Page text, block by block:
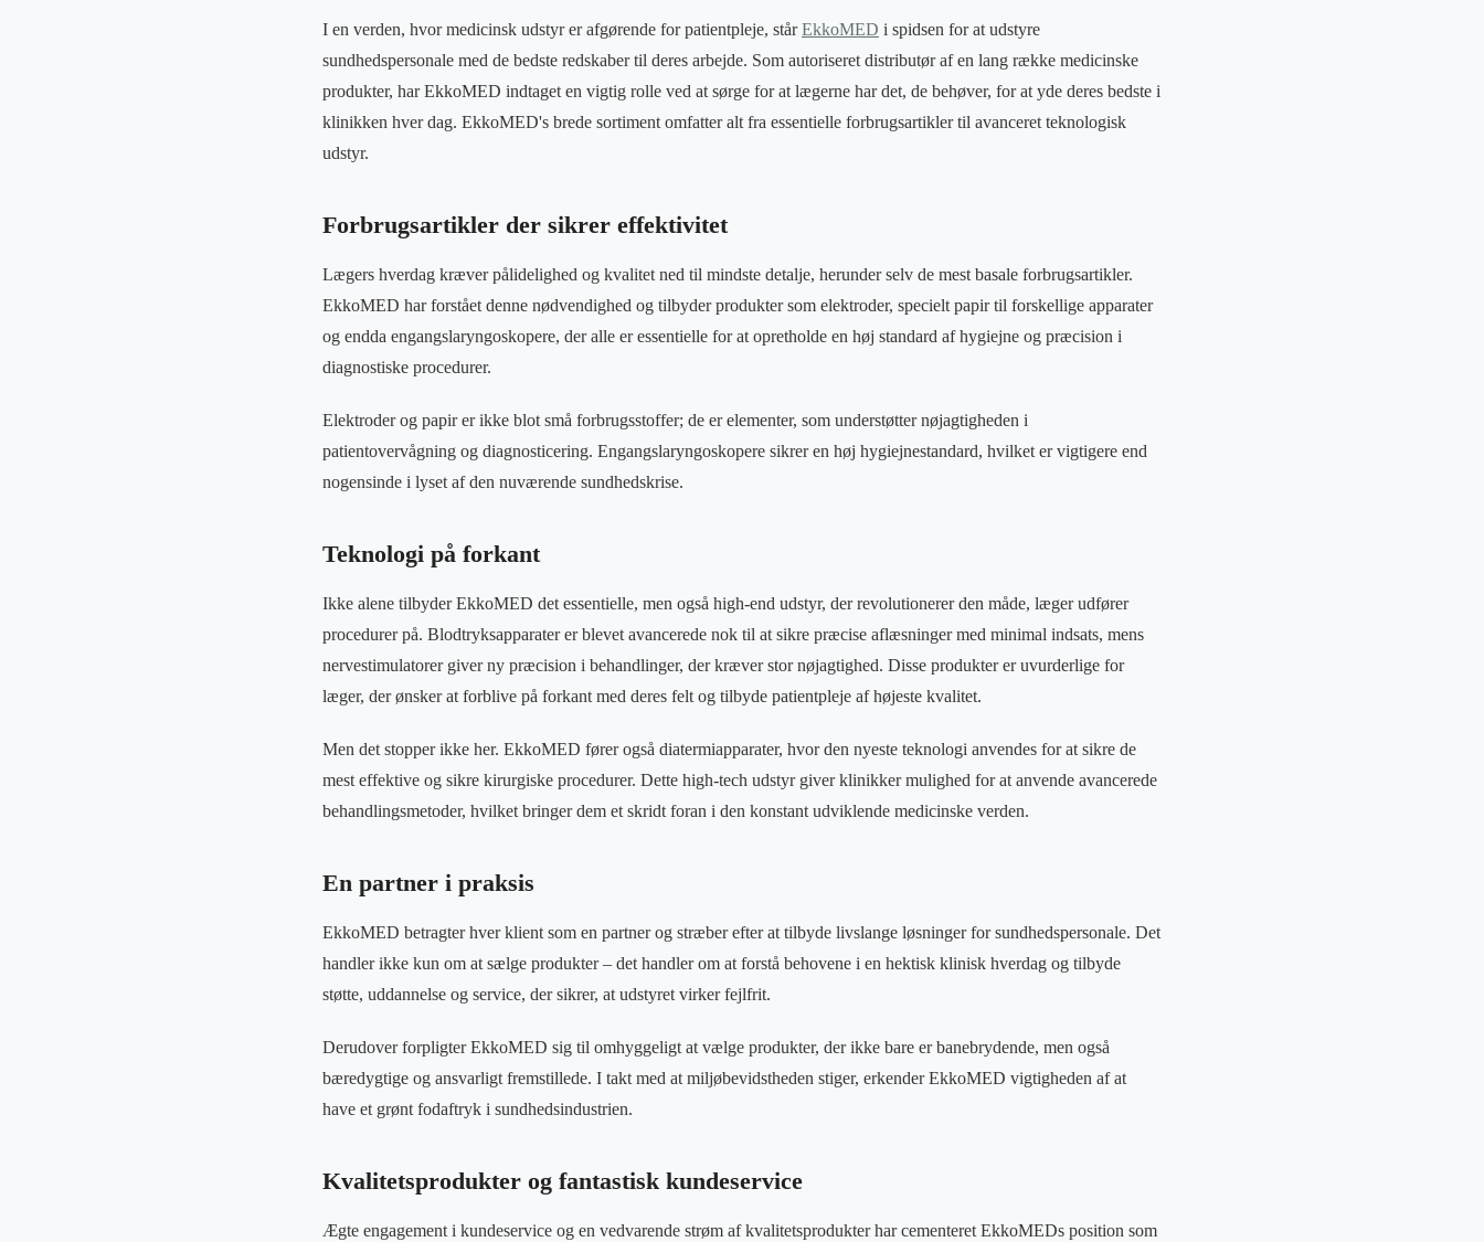
I en verden, hvor medicinsk udstyr er afgørende for patientpleje, stårEkkoMED i spidsen for at udstyre
sundhedspersonale med de bedste redskaber til deres arbejde. Som autoriseret distributør af en lang række medicinske
produkter, har EkkoMED indtaget en vigtig rolle ved at sørge for at lægerne har det, de behøver, for at yde deres bedste i
klinikken hver dag. EkkoMED's brede sortiment omfatter alt fra essentielle forbrugsartikler til avanceret teknologisk
udstyr.
Forbrugsartikler der sikrer effektivitet
Lægers hverdag kræver pålidelighed og kvalitet ned til mindste detalje, herunder selv de mest basale forbrugsartikler.
EkkoMED har forstået denne nødvendighed og tilbyder produkter som elektroder, specielt papir til forskellige apparater
og endda engangslaryngoskopere, der alle er essentielle for at opretholde en høj standard af hygiejne og præcision i
diagnostiske procedurer.
Elektroder og papir er ikke blot små forbrugsstoffer; de er elementer, som understøtter nøjagtigheden i
patientovervågning og diagnosticering. Engangslaryngoskopere sikrer en høj hygiejnestandard, hvilket er vigtigere end
nogensinde i lyset af den nuværende sundhedskrise.
Teknologi på forkant
Ikke alene tilbyder EkkoMED det essentielle, men også high-end udstyr, der revolutionerer den måde, læger udfører
procedurer på. Blodtryksapparater er blevet avancerede nok til at sikre præcise aflæsninger med minimal indsats, mens
nervestimulatorer giver ny præcision i behandlinger, der kræver stor nøjagtighed. Disse produkter er uvurderlige for
læger, der ønsker at forblive på forkant med deres felt og tilbyde patientpleje af højeste kvalitet.
Men det stopper ikke her. EkkoMED fører også diatermiapparater, hvor den nyeste teknologi anvendes for at sikre de
mest effektive og sikre kirurgiske procedurer. Dette high-tech udstyr giver klinikker mulighed for at anvende avancerede
behandlingsmetoder, hvilket bringer dem et skridt foran i den konstant udviklende medicinske verden.
En partner i praksis
EkkoMED betragter hver klient som en partner og stræber efter at tilbyde livslange løsninger for sundhedspersonale. Det
handler ikke kun om at sælge produkter – det handler om at forstå behovene i en hektisk klinisk hverdag og tilbyde
støtte, uddannelse og service, der sikrer, at udstyret virker fejlfrit.
Derudover forpligter EkkoMED sig til omhyggeligt at vælge produkter, der ikke bare er banebrydende, men også
bæredygtige og ansvarligt fremstillede. I takt med at miljøbevidstheden stiger, erkender EkkoMED vigtigheden af at
have et grønt fodaftryk i sundhedsindustrien.
Kvalitetsprodukter og fantastisk kundeservice
Ægte engagement i kundeservice og en vedvarende strøm af kvalitetsprodukter har cementeret EkkoMEDs position som